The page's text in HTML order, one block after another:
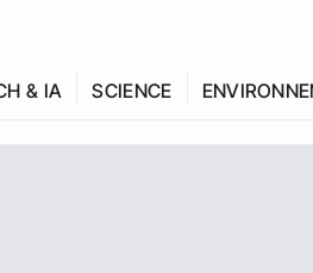
& IA SCIENCE